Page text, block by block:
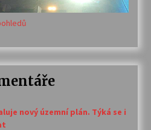
nový územní plán. Týká se i